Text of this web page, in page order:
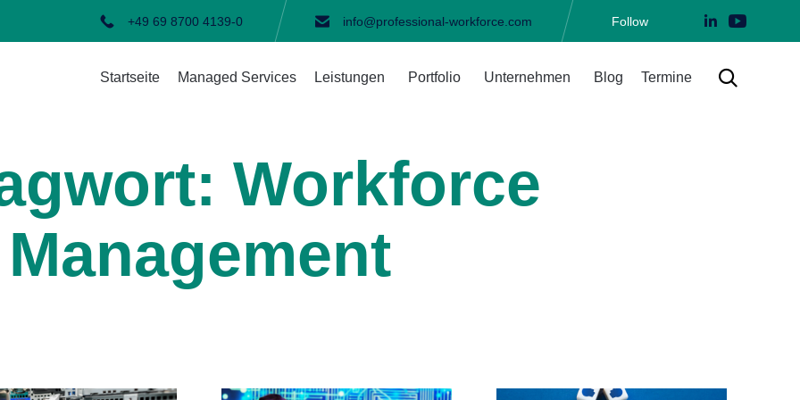
+49 69 8700 4139-0 info@professional-workforce.com Follow
Startseite Managed Services Leistungen Portfolio Unternehmen Blog Termine 
Workforce
Management